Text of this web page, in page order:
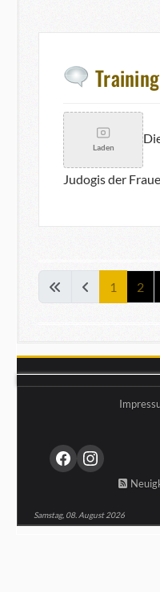
Samstag, 08. August 2026
Laden
Judogis der
1 2